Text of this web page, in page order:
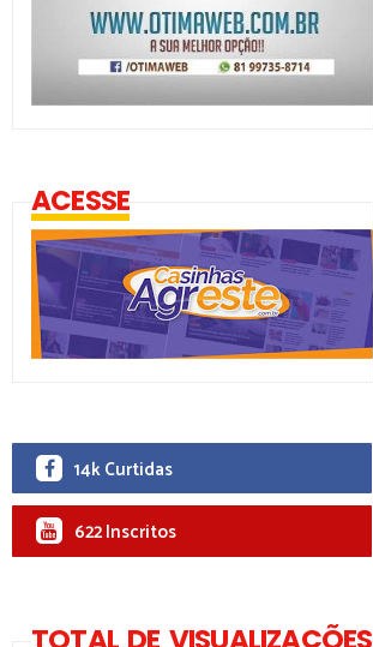
ACESSE
14k Curtidas
622 Inscritos